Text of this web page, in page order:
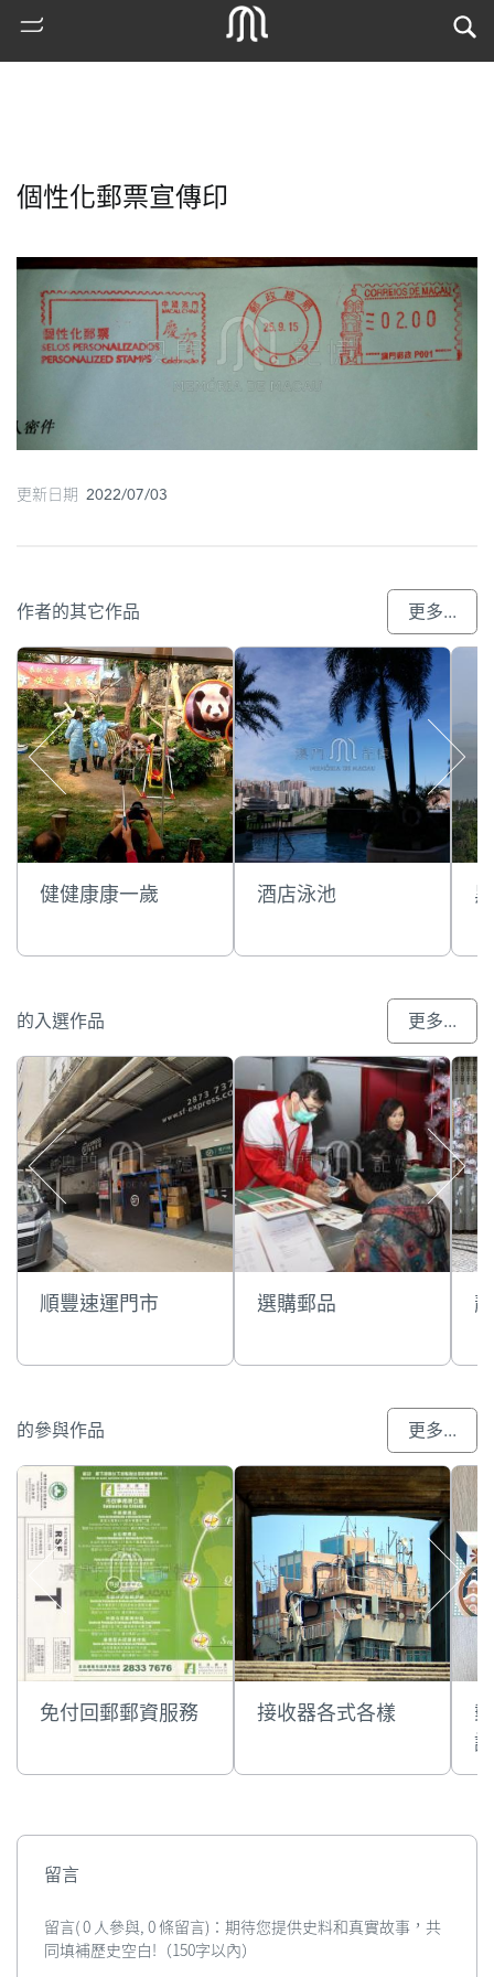
索
個性化郵票宣傳印
更新日期 2022/07/03
作者的其它作品 更多...
健健康康一歲 酒店泳池
的入選作品 更多...
順豐速運門市 選購郵品
的參與作品 更多...
免付回郵郵資服務 接收器各式各樣
留言
留言( 0 人參與, 0 條留言)：期待您提供史料和真實故事，共
同填補歷史空白!（150字以內）